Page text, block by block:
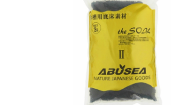
ABUSEA - The Soil sẽ ổn